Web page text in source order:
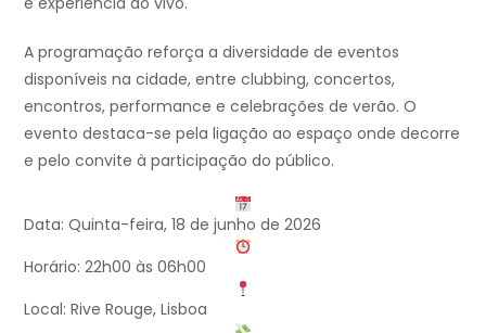
A programação reforça a diversidade de eventos
disponíveis na cidade, entre clubbing, concertos,
encontros, performance e celebrações de verão. O
evento destaca-se pela ligação ao espaço onde decorre
e pelo convite à participação do público.
Data: Quinta-feira, 18 de junho de 2026
Horário: 22h00 às 06h00
Local: Rive Rouge, Lisboa